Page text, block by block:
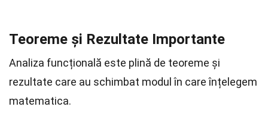
Teoreme și Rezultate Importante
Analiza funcțională este plină de teoreme și
rezultate care au schimbat modul în care înțelegem
matematica.